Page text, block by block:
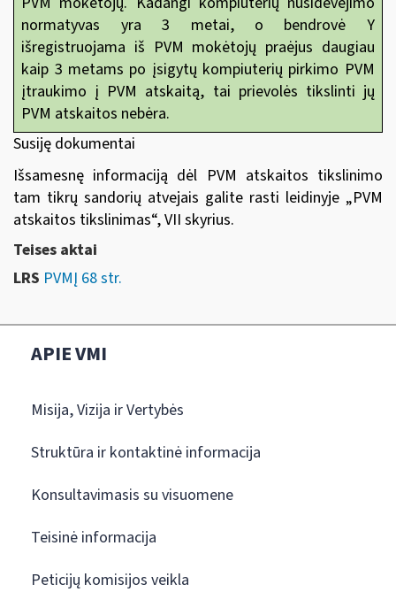
normatyvas yra 3 metai, o bendrovė Y
išregistruojama iš PVM mokėtojų praėjus daugiau
kaip 3 metams po įsigytų kompiuterių pirkimo PVM
įtraukimo į PVM atskaitą, tai prievolės tikslinti jų
PVM atskaitos nebėra.
Susiję dokumentai
Išsamesnę informaciją dėl PVM atskaitos tikslinimo
tam tikrų sandorių atvejais galite rasti leidinyje „PVM
atskaitos tikslinimas“, VII skyrius.
Teises aktai
LRS PVMĮ 68 str.
APIE VMI
Misija, Vizija ir Vertybės
Struktūra ir kontaktinė informacija
Konsultavimasis su visuomene
Teisinė informacija
Peticijų komisijos veikla